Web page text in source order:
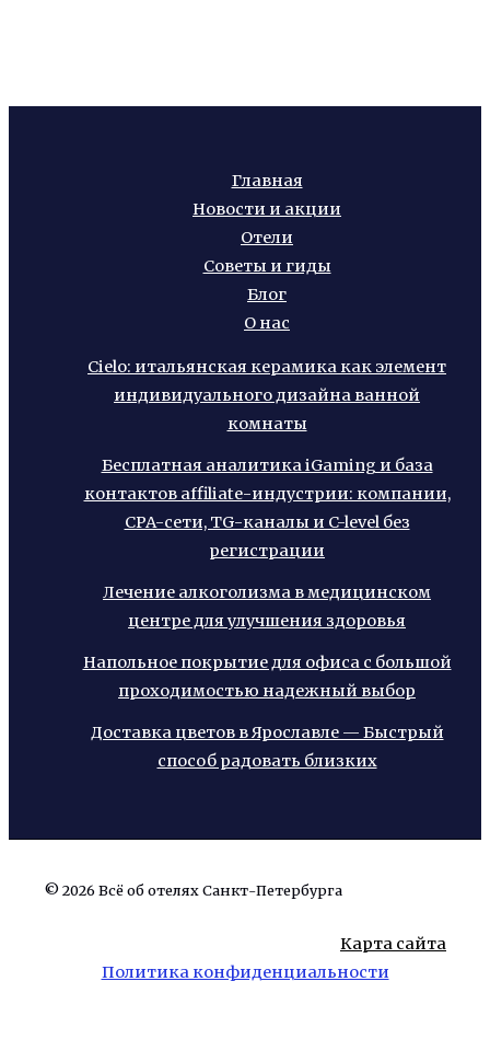
Главная
Новости и акции
Отели
Советы и гиды
Блог
О нас
Cielo: итальянская керамика как элемент
индивидуального дизайна ванной
комнаты
Бесплатная аналитика iGaming и база
контактов affiliate-индустрии: компании,
CPA-сети, TG-каналы и C-level без
регистрации
Лечение алкоголизма в медицинском
центре для улучшения здоровья
Напольное покрытие для офиса с большой
проходимостью надежный выбор
Доставка цветов в Ярославле — Быстрый
способ радовать близких
© 2026 Всё об отелях Санкт-Петербурга
Карта сайта
Политика конфиденциальности